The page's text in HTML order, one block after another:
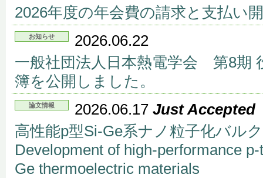
2026年度の年会費の請求と支払い
お知らせ
2026.06.22
一般社団法人日本熱電学会 第8期
簿を公開しました。
論文情報 2026.06.17 Just Accepted
高性能p型Si-Ge系ナノ粒子化バル
Development of high-performance
Ge thermoelectric materials